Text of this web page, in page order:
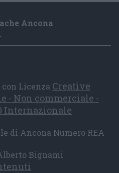
Ancona
Licenza Creative
- Non commerciale -
Internazionale
di Ancona Numero REA
Bignami